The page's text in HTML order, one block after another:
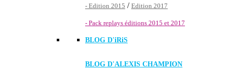
- Edition 2015 / Edition 2017
- Pack replays éditions 2015 et 2017
BLOG D'iRiS
BLOG D'ALEXIS CHAMPION